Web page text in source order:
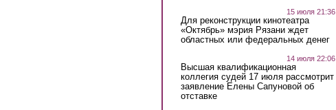
15 июля 21:36
Для реконструкции кинотеатра
«Октябрь» мэрия Рязани ждет
областных или федеральных денег
14 июля 22:06
Высшая квалификационная
коллегия судей 17 июля рассмотрит
заявление Елены Сапуновой об
отставке